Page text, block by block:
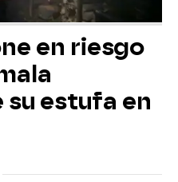
en riesgo
estufa en